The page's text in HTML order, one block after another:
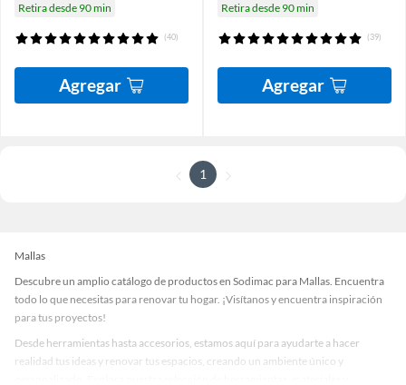
Retira desde 90 min
(40)
Agregar
Retira desde 90 min
(39)
Agregar
1
Mallas
Descubre un amplio catálogo de productos en Sodimac para Mallas. Encuentra
todo lo que necesitas para renovar tu hogar. ¡Visítanos y encuentra inspiración
para tus proyectos!
Desde herramientas hasta accesorios, estamos aquí para ayudarte a hacer
realidad tus ideas y renovar tus espacios, creando un ambiente único y